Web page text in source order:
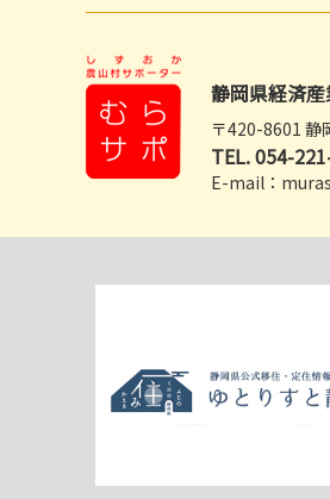
静岡県経済
〒420-8601
TEL.054-
E-mail：